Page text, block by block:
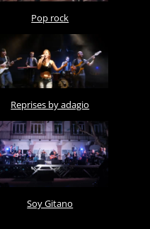
Pop rock
Reprises by adagio
Soy Gitano